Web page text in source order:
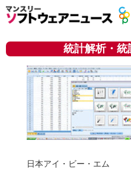
統計解析・統
日本アイ・ビー・エム